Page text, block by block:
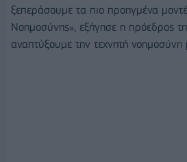
ξεπεράσουμε τα πιο προηγμένα
Νοημοσύνης», εξήγησε η πρόεδρος
αναπτύξουμε την τεχνητή νοημοσύνη